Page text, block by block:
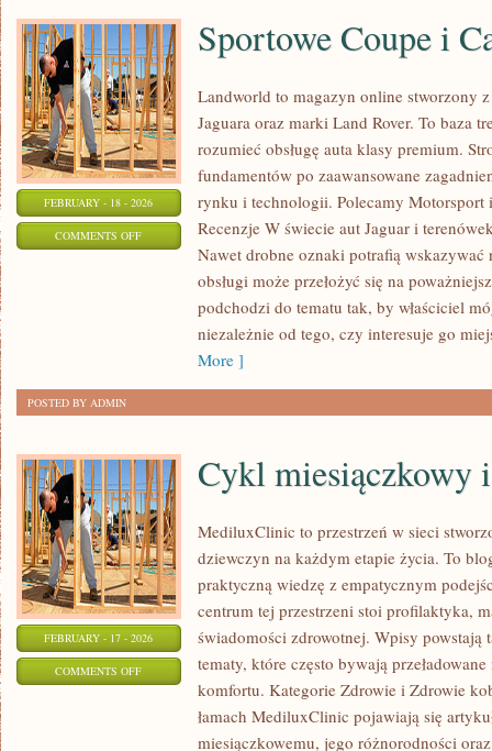
FEBRUARY - 18 - 2026
COMMENTS OFFON
SPORTOWE
Sportowe Coupe i
Landworld to magazyn online stworzony
Jaguara oraz marki Land Rover. To baza
rozumieć obsługę auta klasy premium.
fundamentów po zaawansowane
rynku i technologii. Polecamy Motorsport
Recenzje W świecie aut Jaguar i
Nawet drobne oznaki potrafią wskazywać
obsługi może przełożyć się na
podchodzi do tematu tak, by właściciel
niezależnie od tego, czy interesuje go
More ]
POSTED BY ADMIN
FEBRUARY - 17 - 2026
COMMENTS OFFON
MIESIĄCZKOWY
Cykl miesiączkowy
MediluxClinic to przestrzeń w sieci
dziewczyn na każdym etapie życia. To
praktyczną wiedzę z empatycznym
centrum tej przestrzeni stoi profilaktyka,
świadomości zdrowotnej. Wpisy
tematy, które często bywają
komfortu. Kategorie Zdrowie i Zdrowie
łamach MediluxClinic pojawiają się
miesiączkowemu, jego różnorodności